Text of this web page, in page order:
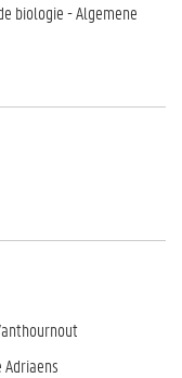
biologie - Algemene
Adriaens